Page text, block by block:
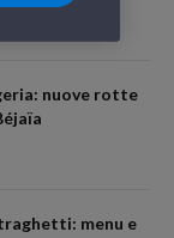
nuove rotte
menu e